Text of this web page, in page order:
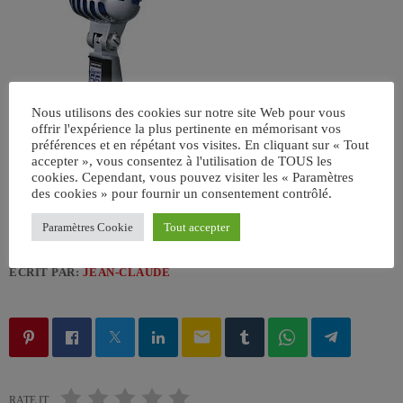
ÉCRIT PAR:JEAN-CLAUDE
email
Nous utilisons des cookies sur notre site Web pour vous
offrir l'expérience la plus pertinente en mémorisant vos
préférences et en répétant vos visites. En cliquant sur « Tout
accepter », vous consentez à l'utilisation de TOUS les
cookies. Cependant, vous pouvez visiter les « Paramètres
des cookies » pour fournir un consentement contrôlé.
Paramètres Cookie Tout accepter